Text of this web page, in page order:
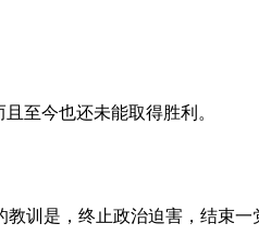
至今也还未能取得胜利。
训是，终止政治迫害，结束一